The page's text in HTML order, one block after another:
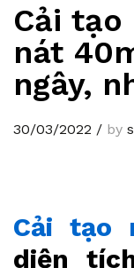
Cải tạo
nát
ngây,
30/03/2022 / by
Cải tạo
diện